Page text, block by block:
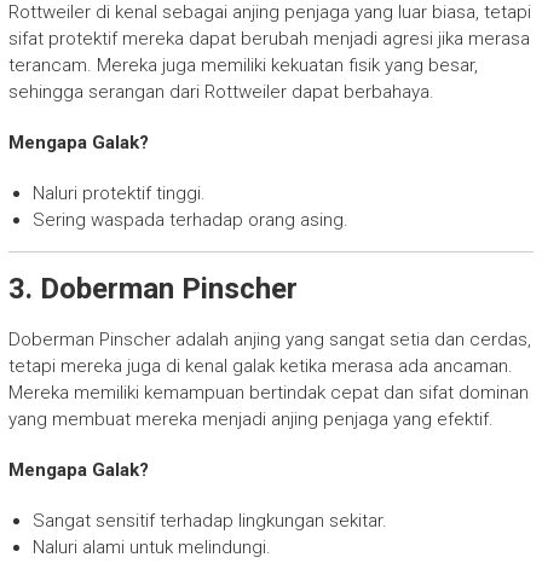
Rottweiler di kenal sebagai anjing penjaga yang luar biasa, tetapi
sifat protektif mereka dapat berubah menjadi agresi jika merasa
terancam. Mereka juga memiliki kekuatan fisik yang besar,
sehingga serangan dari Rottweiler dapat berbahaya.
Mengapa Galak?
Naluri protektif tinggi.
Sering waspada terhadap orang asing.
3. Doberman Pinscher
Doberman Pinscher adalah anjing yang sangat setia dan cerdas,
tetapi mereka juga di kenal galak ketika merasa ada ancaman.
Mereka memiliki kemampuan bertindak cepat dan sifat dominan
yang membuat mereka menjadi anjing penjaga yang efektif.
Mengapa Galak?
Sangat sensitif terhadap lingkungan sekitar.
Naluri alami untuk melindungi.